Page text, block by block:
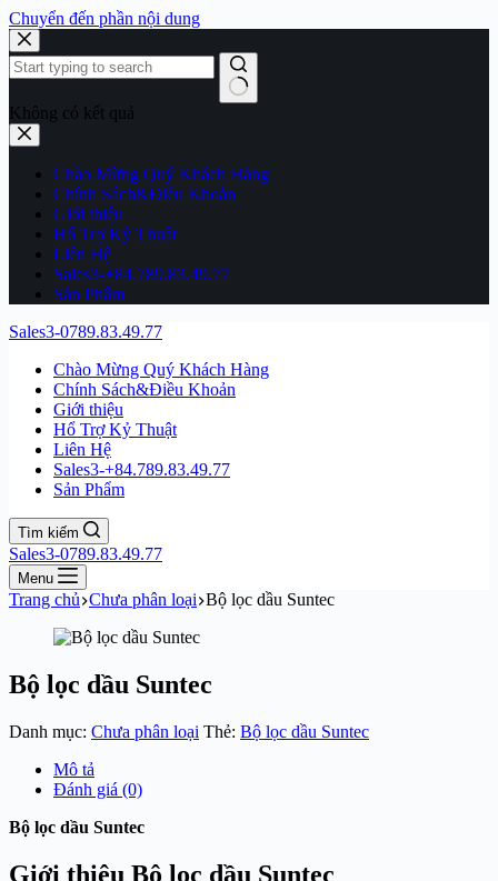
Chuyển đến phần nội dung
Không có kết quả
Chào Mừng Quý Khách Hàng
Chính Sách&Điều Khoản
Giới thiệu
Hổ Trợ Kỷ Thuật
Liên Hệ
Sales3-+84.789.83.49.77
Sản Phẩm
Sales3-0789.83.49.77
Chào Mừng Quý Khách Hàng
Chính Sách&Điều Khoản
Giới thiệu
Hổ Trợ Kỷ Thuật
Liên Hệ
Sales3-+84.789.83.49.77
Sản Phẩm
Tìm kiếm
Sales3-0789.83.49.77
Menu
Trang chủ Chưa phân loại Bộ lọc dầu Suntec
Bộ lọc dầu Suntec
Danh mục: Chưa phân loại Thẻ: Bộ lọc dầu Suntec
Mô tả
Đánh giá (0)
Bộ lọc dầu Suntec
Giới thiệu Bộ lọc dầu Suntec